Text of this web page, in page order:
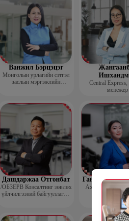
Ванжил Бэрцэцэг
Монголын урлагийн сэтгэл
заслын мэргэжлийн
Central Express,
менежер
Дашдаржаа Отгонбат
/ОБЗЕРВ Консалтинг зөвлөх
үйлчилгээний байгууллагын
Гантөмөр
Ахлах